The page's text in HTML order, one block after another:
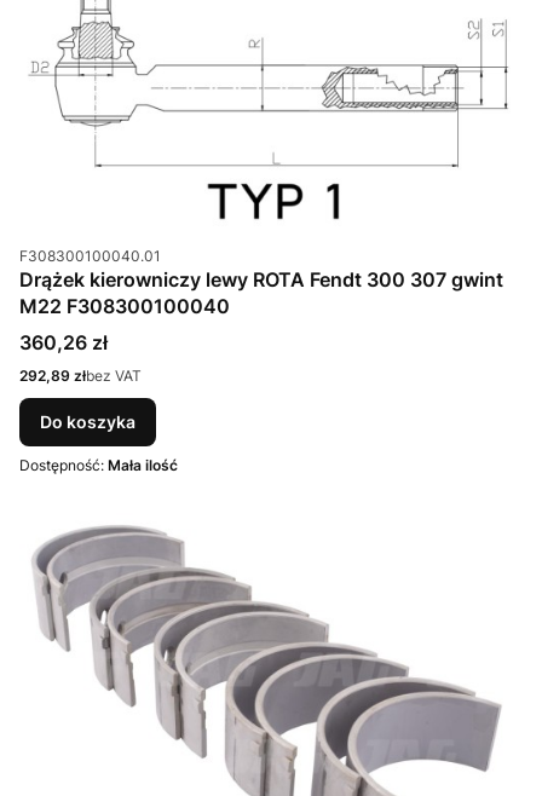
Kod produktu
F308300100040.01
Drążek kierowniczy lewy ROTA Fendt 300 307 gwint
M22 F308300100040
Cena
360,26 zł
Cena
292,89 złbez VAT
Do koszyka
Dostępność: Mała ilość